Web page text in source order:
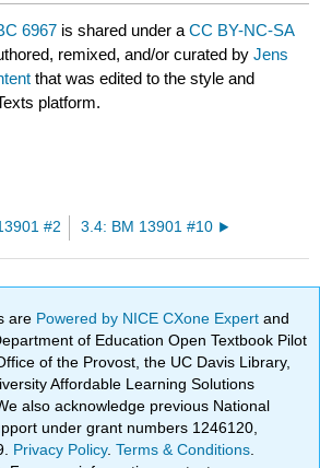
6967 is shared under aCC BY-NC-SA
remixed, and/or curated byJens
that was edited to the style and
platform.
#2 3.4: BM 13901 #10
are Powered by NICE CXone Expertand
of Education Open Textbook Pilot
of the Provost, the UC Davis Library,
Affordable Learning Solutions
also acknowledge previous National
under grant numbers 1246120,
Privacy Policy.Terms & Conditions